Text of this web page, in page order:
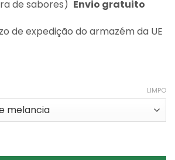
de sabores) Envio gratuito
de expedição do armazém da UE
LIMPO
ZOOY Blaze 25k Disposable